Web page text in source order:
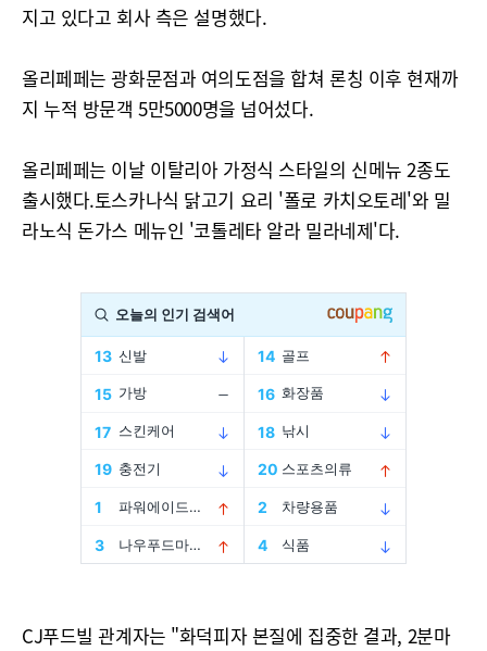
지고 있다고 회사 측은 설명했다.
올리페페는 광화문점과 여의도점을 합쳐 론칭 이후 현재까
지 누적 방문객 5만5000명을 넘어섰다.
올리페페는 이날 이탈리아 가정식 스타일의 신메뉴 2종도
출시했다.토스카나식 닭고기 요리 '폴로 카치오토레'와 밀
라노식 돈가스 메뉴인 '코톨레타 알라 밀라네제'다.
CJ푸드빌 관계자는 "화덕피자 본질에 집중한 결과, 2분마